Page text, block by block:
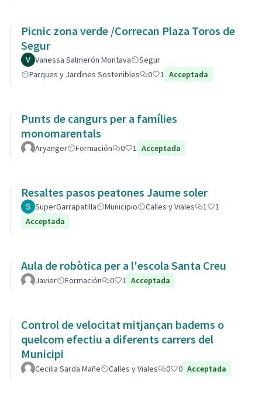
Picnic zona verde /Correcan Plaza Toros de
Segur
Vanessa Salmerón Montava
Segur
Parques y Jardines Sostenibles
0 1 Acceptada
Punts de cangurs per a famílies
monomarentals
Aryanger Formación 0 1 Acceptada
Resaltes pasos peatones Jaume soler
SuperGarrapatilla Municipio Calles y Viales 1
1
Acceptada
Aula de robòtica per a l'escola Santa Creu
Javier Formación 0 1 Acceptada
Control de velocitat mitjançan badems o
quelcom efectiu a diferents carrers del
Municipi
Cecilia Sarda Mañe Calles y Viales 0 0 Acceptada